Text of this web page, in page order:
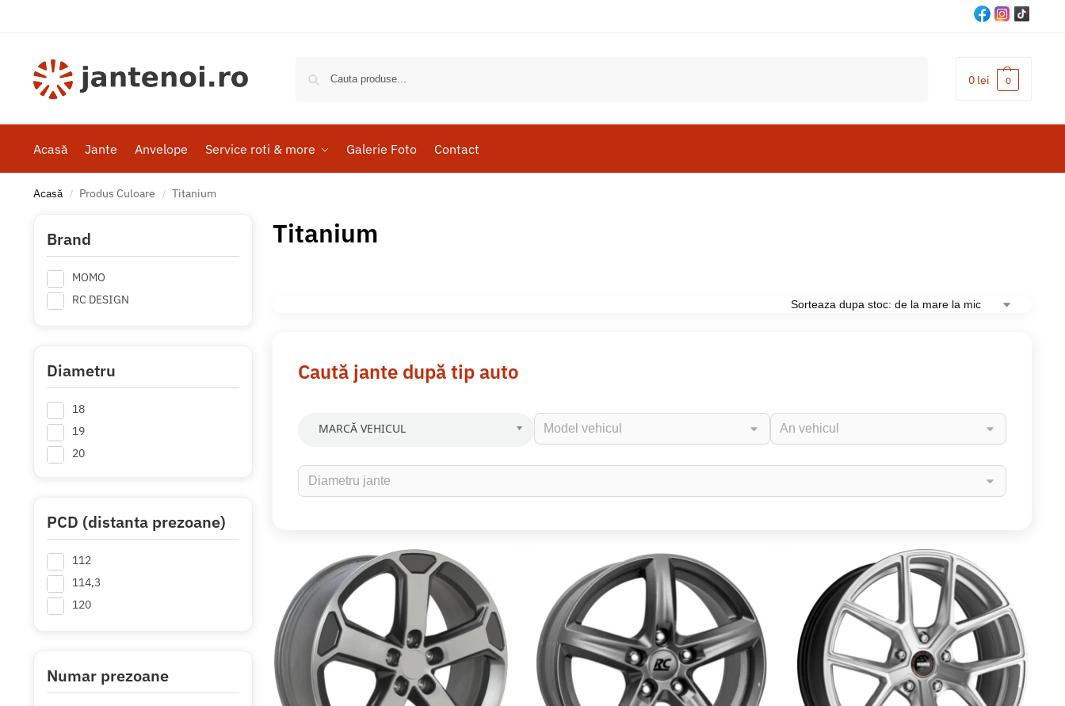
0 lei 0
Acasă Jante Anvelope Service roti & more Galerie Foto Contact
Acasă / Produs Culoare / Titanium
Titanium
Caută jante după tip auto
MARCĂ VEHICUL
Brand
MOMO
RC DESIGN
Diametru
18
19
20
PCD (distanta prezoane)
112
114,3
120
Numar prezoane